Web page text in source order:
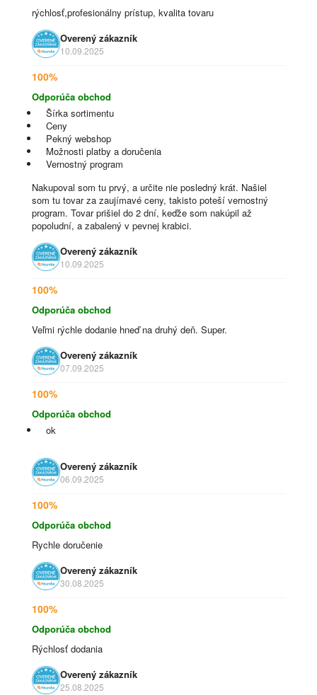
rýchlosť,profesionálny prístup, kvalita tovaru
Overený zákazník
10.09.2025
100%
Odporúča obchod
Šírka sortimentu
Ceny
Pekný webshop
Možnosti platby a doručenia
Vernostný program
Nakupoval som tu prvý, a určite nie posledný krát. Našiel
som tu tovar za zaujímavé ceny, takisto poteší vernostný
program. Tovar prišiel do 2 dní, keďže som nakúpil až
popoludní, a zabalený v pevnej krabici.
Overený zákazník
10.09.2025
100%
Odporúča obchod
Veľmi rýchle dodanie hneď na druhý deň. Super.
Overený zákazník
07.09.2025
100%
Odporúča obchod
ok
Overený zákazník
06.09.2025
100%
Odporúča obchod
Rychle doručenie
Overený zákazník
30.08.2025
100%
Odporúča obchod
Rýchlosť dodania
Overený zákazník
25.08.2025